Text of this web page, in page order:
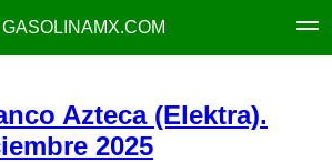
GASOLINAMX.COM
Azteca (Elektra).
2025